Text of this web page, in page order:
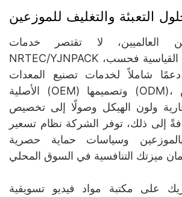
التعبئة والتغليف للموزعين
العالميين، لا تقتصر خدمات
NRTEC/YJNPACK على توفير النماذج القياسية فحسب،
شاملاً لخدمات تصنيع المعدات
الأصلية (OEM) وتصميمها (ODM)، بدءًا من تخصيص
ولون الهيكل وصولًا إلى تخصيص
إلى ذلك، توفر الشركة نظام تسعير
وسياسات حماية حصرية
مكتبة مواد فيديو تسويقية